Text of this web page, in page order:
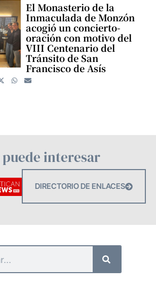
El Monasterio de la
Inmaculada de Monzón
acogió un concierto-
oración con motivo del
VIII Centenario del
Tránsito de San
Francisco de Asís
puede interesar
DIRECTORIO DE ENLACES